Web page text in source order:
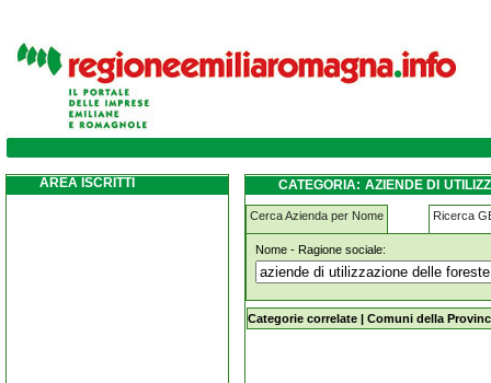
aziende-di-utilizzazione-delle-foreste-e-
AREA ISCRITTI
CATEGORIA: AZIENDE DI
PIACENTINO
Cerca Azienda per Nome Ricerca
Nome - Ragione sociale:
aziende-di-utilizzazione-delle-
Categorie correlate | Comuni della